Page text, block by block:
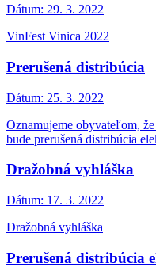
Dátum: 29. 3. 2022
VinFest Vinica 2022
Prerušená distribúcia
Dátum: 25. 3. 2022
Oznamujeme obyvateľom,
bude prerušená distribúcia
Dražobná vyhláška
Dátum: 17. 3. 2022
Dražobná vyhláška
Prerušená distribúcia